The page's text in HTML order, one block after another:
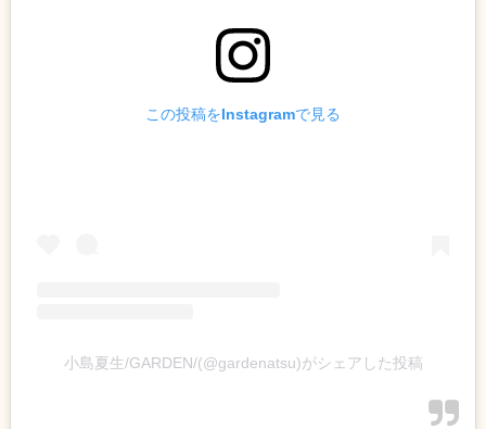
この投稿をInstagramで見る
小島夏生/GARDEN/(@gardenatsu)がシェアした投稿